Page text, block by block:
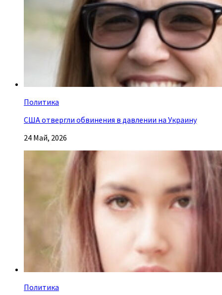
Политика
США отвергли обвинения в давлении на Украину
24 Май, 2026
Политика